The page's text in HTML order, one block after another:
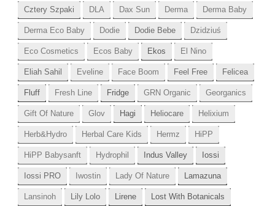
Cztery Szpaki DLA Dax Sun Derma Derma Baby
Derma Eco Baby Dodie Dodie Bebe Dzidziuś
Eco Cosmetics Ecos Baby Ekos El Nino
Eliah Sahil Eveline Face Boom Feel Free Felicea
Fluff Fresh Line Fridge GRN Organic Georganics
Gift Of Nature Glov Hagi Heliocare Helixium
Herb&Hydro Herbal Care Kids Hermz HiPP
HiPP Babysanft Hydrophil Indus Valley Iossi
Iossi PRO Iwostin Lady Of Nature Lamazuna
Lansinoh Lily Lolo Lirene Lost With Botanicals